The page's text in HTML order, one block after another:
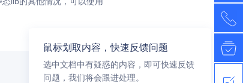
鼠标划取内容，快速反馈问题
选中文档中有疑惑的内容，即可快速反馈
问题，我们将会跟进处理。